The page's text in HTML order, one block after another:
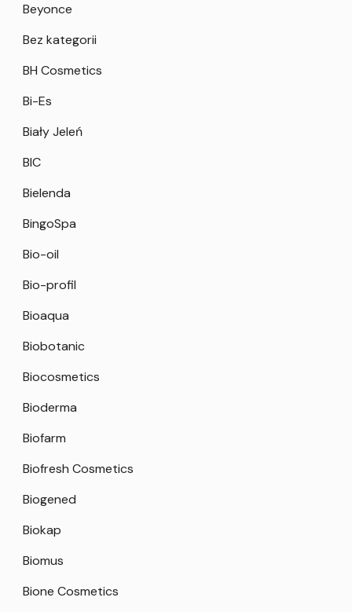
Beyonce
Bez kategorii
BH Cosmetics
Bi-Es
Biały Jeleń
BIC
Bielenda
BingoSpa
Bio-oil
Bio-profil
Bioaqua
Biobotanic
Biocosmetics
Bioderma
Biofarm
Biofresh Cosmetics
Biogened
Biokap
Biomus
Bione Cosmetics